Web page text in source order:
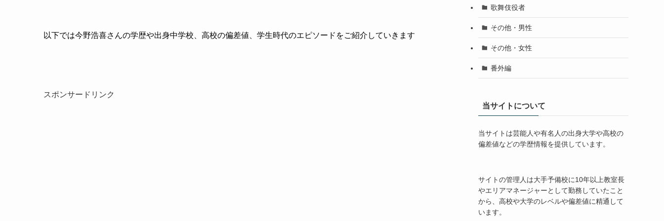
以下では今野浩喜さんの学歴や出身中学校、高校の偏差値、学生時代のエピソードをご紹介していきます
スポンサードリンク
歌舞伎役者
その他・男性
その他・女性
番外編
当サイトについて
当サイトは芸能人や有名人の出身大学や高校の
偏差値などの学歴情報を提供しています。
サイトの管理人は大手予備校に10年以上教室長
やエリアマネージャーとして勤務していたこと
から、高校や大学のレベルや偏差値に精通して
います。